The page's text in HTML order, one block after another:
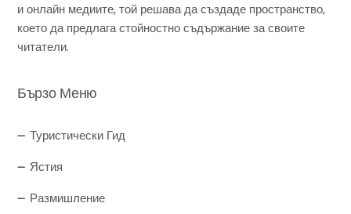
и онлайн медиите, той решава да създаде пространство,
което да предлага стойностно съдържание за своите
читатели.
Бързо Меню
Туристически Гид
Ястия
Размишление